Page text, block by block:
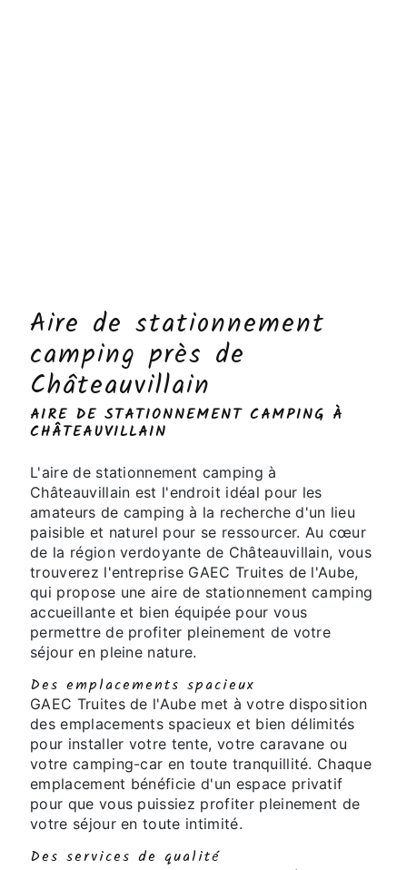
Aire de stationnement
camping près de
Châteauvillain
AIRE DE STATIONNEMENT CAMPING À
CHÂTEAUVILLAIN
L'aire de stationnement camping à
Châteauvillain est l'endroit idéal pour les
amateurs de camping à la recherche d'un lieu
paisible et naturel pour se ressourcer. Au cœur
de la région verdoyante de Châteauvillain, vous
trouverez l'entreprise GAEC Truites de l'Aube,
qui propose une aire de stationnement camping
accueillante et bien équipée pour vous
permettre de profiter pleinement de votre
séjour en pleine nature.
Des emplacements spacieux
GAEC Truites de l'Aube met à votre disposition
des emplacements spacieux et bien délimités
pour installer votre tente, votre caravane ou
votre camping-car en toute tranquillité. Chaque
emplacement bénéficie d'un espace privatif
pour que vous puissiez profiter pleinement de
votre séjour en toute intimité.
Des services de qualité